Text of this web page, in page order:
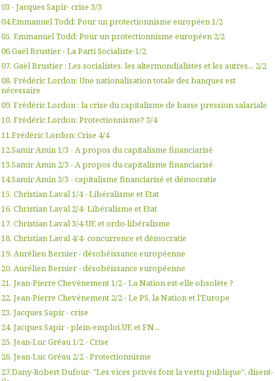
03 - Jacques Sapir- crise 3/3
04.Emmanuel Todd: Pour un protectionnisme européen 1/2
05. Emmanuel Todd: Pour un protectionnisme européen 2/2
06.Gaël Brustier - La Parti Socialiste-1/2
07. Gaël Brustier : Les socialistes, les altermondialistes et les autres... 2/2
08. Frédéric Lordon: Une nationalisation totale des banques est
nécessaire
09. Frédéric Lordon : la crise du capitalisme de basse pression salariale
10. Frédéric Lordon: Protectionnisme? 3/4
11.Frédéric Lordon: Crise 4/4
12.Samir Amin 1/3 - A propos du capitalisme financiarisé
13.Samir Amin 2/3 - A propos du capitalisme financiarisé
14.Samir Amin 3/3 - capitalisme financiarisé et démocratie
15. Christian Laval 1/4 - Libéralisme et Etat
16. Christian Laval 2/4- Libéralisme et Etat
17. Christian Laval 3/4-UE et ordo-libéralisme
18. Christian Laval 4/4- concurrence et démocratie
19. Aurélien Bernier - désobéissance européenne
20. Aurélien Bernier - désobéissance européenne
21. Jean-Pierre Chevènement 1/2 - La Nation est-elle obsolète ?
22. Jean-Pierre Chevènement 2/2 - Le PS, la Nation et l'Europe
23. Jacques Sapir - crise
24. Jacques Sapir - plein-emploi,UE et FN...
25. Jean-Luc Gréau 1/2 - Crise
26. Jean-Luc Gréau 2/2 - Protectionnisme
27.Dany-Robert Dufour- "Les vices privés font la vertu publique", disent-